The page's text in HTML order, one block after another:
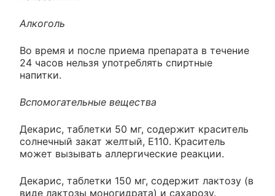
Алкоголь
Во время и после приема препарата в течение
24 часов нельзя употреблять спиртные
напитки.
Вспомогательные вещества
Декарис, таблетки 50 мг, содержит краситель
солнечный закат желтый, Е110. Краситель
может вызывать аллергические реакции.
Декарис, таблетки 150 мг, содержит лактозу (в
виде лактозы моногидрата) и сахарозу.